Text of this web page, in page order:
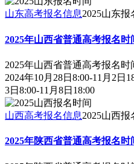
山东高考报名信息2025山东报
2025年山西省普通高考报名时
2025年山西省普通高考报名时
2024年10月28日8:00-11月2日
3日8:00-11月8日18:00
山西高考报名信息2025山西报
2025年陕西省普通高考报名时